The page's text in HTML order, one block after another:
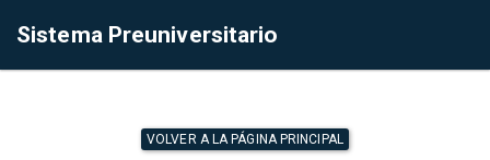
Sistema Preuniversitario
VOLVER A LA PÁGINA PRINCIPAL